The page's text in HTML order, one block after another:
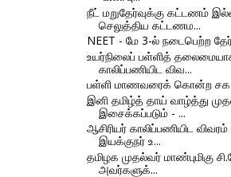
நீட் மறுதேர்வுக்கு கட்டணம்
செலுத்திய கட்டணம...
NEET - மே 3-ல் நடைபெற்ற
உயர்நிலைப் பள்ளித்
காலிப்பணியிட விவ...
பள்ளி மாணவரைக் கொன்ற
இனி தமிழ்த் தாய் வாழ்த்து
இசைக்கப்படும் - ...
ஆசிரியர் காலிப்பணியிட
இயக்குநர் உ...
தமிழக முதல்வர் மாண்புமிகு
அவர்களுக்...